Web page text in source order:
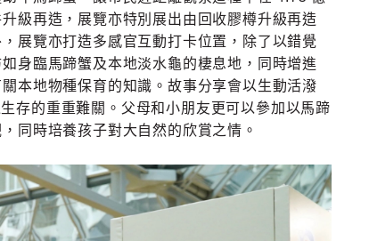
級再造，展覽亦特別展出由回收膠樽升級再造
展覽亦打造多感官互動打卡位置，除了以錯覺
身臨馬蹄蟹及本地淡水龜的棲息地，同時增進
本地物種保育的知識。故事分享會以生動活潑
存的重重難關。父母和小朋友更可以參加以馬蹄
同時培養孩子對大自然的欣賞之情。